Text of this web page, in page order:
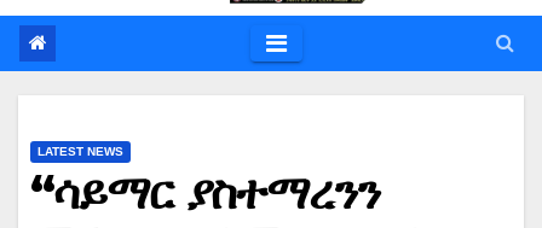
LATEST NEWS
“ሳይማር ያስተማረንን